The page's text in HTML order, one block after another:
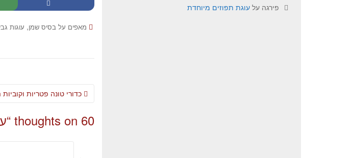
מאפים על בסיס שמן, עוגות
60 thoughts on “
פירגה על עוגת תפוזים מיוחדת